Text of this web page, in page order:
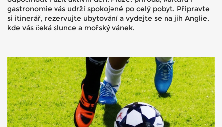
gastronomie vás udrží spokojené po celý pobyt. Připravte
si itinerář, rezervujte ubytování a vydejte se na jih Anglie,
kde vás čeká slunce a mořský vánek.